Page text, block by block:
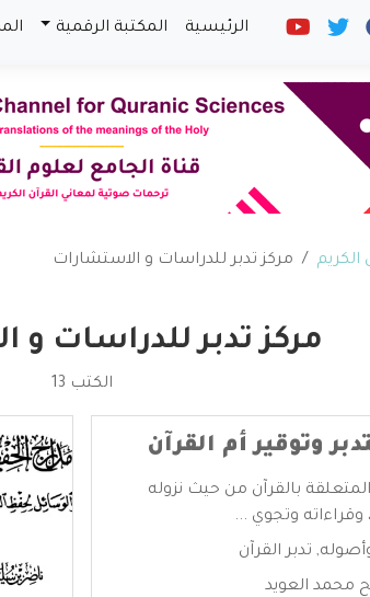
الرئيسية المكتبة الرقمية
الكريم مركز تدبر للدراسات و الاستشارات
مركز تدبر للدراسات و
الكتب 13
وتوقير أم القرآن
بالقرآن من حيث نزوله
وقراءاته وتجوي ...
, تدبر القرآن
محمد العويد